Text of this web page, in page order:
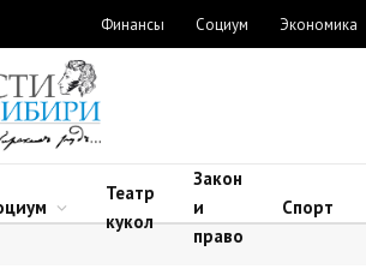
Финансы Социум Экономика
Театр
кукол
Закон
и
право
Спорт